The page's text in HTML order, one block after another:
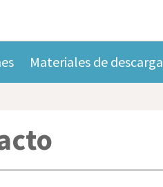
Materiales de descarga